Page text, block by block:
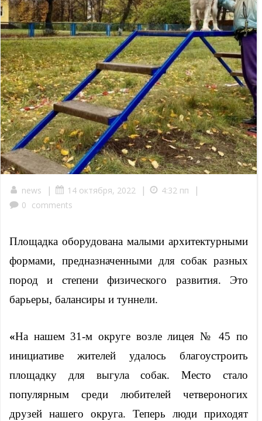
news | 14 октября, 2022 | 4:32 пп |
0 comments
Площадка оборудована малыми архитектурными
формами, предназначенными для собак разных
пород и степени физического развития. Это
барьеры, балансиры и туннели.
«На нашем 31-м округе возле лицея № 45 по
инициативе жителей удалось благоустроить
площадку для выгула собак. Место стало
популярным среди любителей четвероногих
друзей нашего округа. Теперь люди приходят